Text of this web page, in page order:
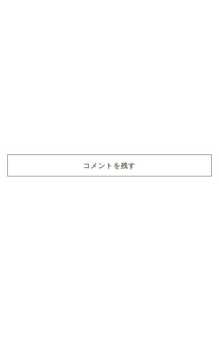
コメントを残す